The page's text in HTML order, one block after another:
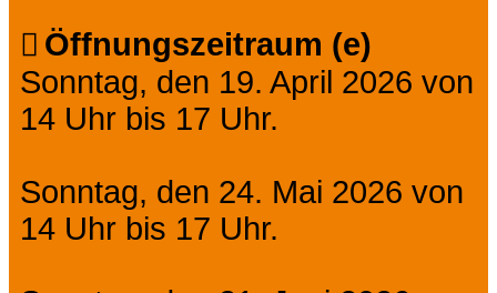
Öffnungszeitraum (e)
Sonntag, den 19. April 2026 von
14 Uhr bis 17 Uhr.
Sonntag, den 24. Mai 2026 von
14 Uhr bis 17 Uhr.